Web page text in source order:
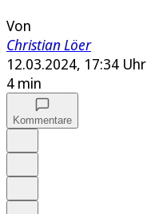
Von
Christian Löer
12.03.2024, 17:34 Uhr
4 min
Kommentare